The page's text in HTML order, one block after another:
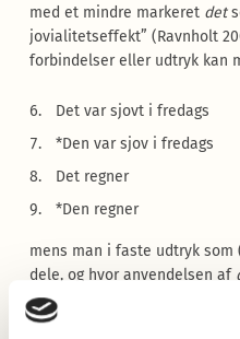
med et mindre markeret det
jovialitetseffekt” (Ravnholt
forbindelser eller udtryk kan
Det var sjovt i fredags
*Den var sjov i fredags
Det regner
*Den regner
mens man i faste udtryk som
dele, og hvor anvendelsen af
jovialitet. I
Paul Diderichsen at
i